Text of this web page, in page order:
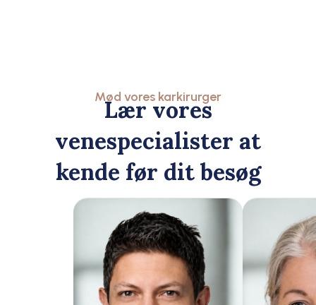
Mød vores karkirurger
Lær vores
venespecialister at
kende før dit besøg